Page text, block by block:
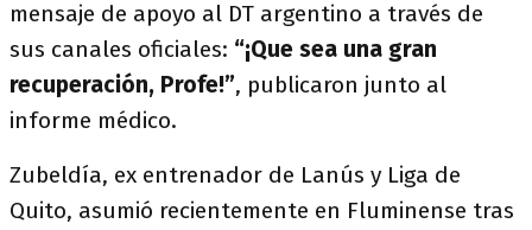
mensaje de apoyo al DT argentino a través de
sus canales oficiales: “¡Que sea una gran
recuperación, Profe!”, publicaron junto al
informe médico.
Zubeldía, ex entrenador de Lanús y Liga de
Quito, asumió recientemente en Fluminense tras